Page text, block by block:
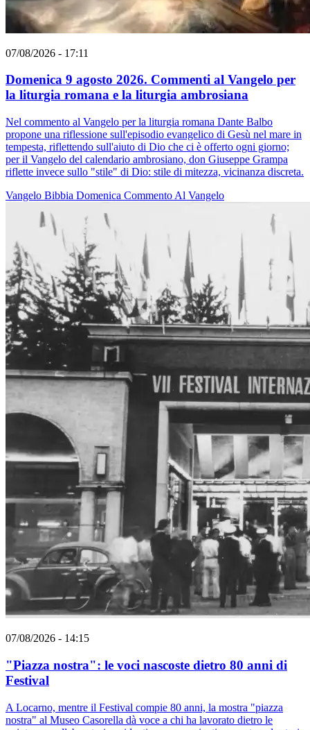
07/08/2026 - 17:11
Domenica 9 agosto 2026. Commenti al Vangelo per
la liturgia romana e la liturgia ambrosiana
Nel commento al Vangelo per la liturgia romana Dante Balbo
propone una riflessione sull'episodio evangelico di Gesù nel mare in
tempesta, riflettendo sull'aiuto di Dio che ci è offerto ogni giorno;
per il Vangelo del calendario ambrosiano, don Giuseppe Grampa
riflette invece sullo "stile" di Dio: stile di mitezza, vicinanza discreta.
Vangelo Bibbia Domenica Commento Al Vangelo
07/08/2026 - 14:15
"Piazza nostra": le voci nascoste dietro 80 anni di
Festival
A Locarno, mentre il Festival compie 80 anni, la mostra "piazza
nostra" al Museo Casorella dà voce a chi ha lavorato dietro le